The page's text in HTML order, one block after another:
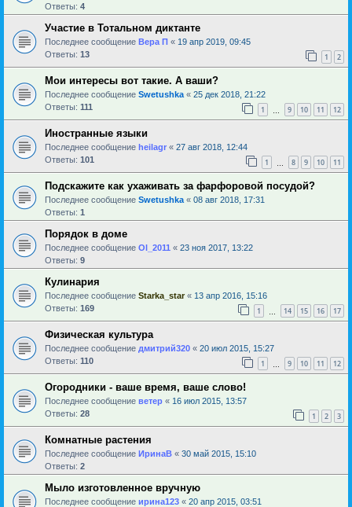
Ответы: 4
Участие в Тотальном диктанте
Последнее сообщение Вера П « 19 апр 2019, 09:45
Ответы: 13 1 2
Мои интересы вот такие. А ваши?
Последнее сообщение Swetushka « 25 дек 2018, 21:22
Ответы: 111 1 9 10 11 12
Иностранные языки
Последнее сообщение heilagr « 27 авг 2018, 12:44
Ответы: 101 1 8 9 10 11
Подскажите как ухаживать за фарфоровой посудой?
Последнее сообщение Swetushka « 08 авг 2018, 17:31
Ответы: 1
Порядок в доме
Последнее сообщение Ol_2011 « 23 ноя 2017, 13:22
Ответы: 9
Кулинария
Последнее сообщение Starka_star« 13 апр 2016, 15:16
Ответы: 169 1 14 15 16 17
Физическая культура
Последнее сообщение дмитрий320 « 20 июл 2015, 15:27
Ответы: 110 1 9 10 11 12
Огородники - ваше время, ваше слово!
Последнее сообщение ветер « 16 июл 2015, 13:57
Ответы: 28 1 2 3
Комнатные растения
Последнее сообщение ИринаВ « 30 май 2015, 15:10
Ответы: 2
Мыло изготовленное вручную
Последнее сообщение ирина123 « 20 апр 2015, 03:51